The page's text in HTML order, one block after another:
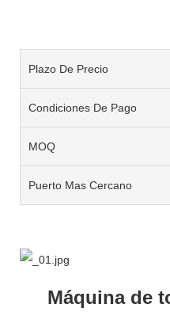
Plazo De Precio
Condiciones De Pago
MOQ
Puerto Mas Cercano
Máquina de